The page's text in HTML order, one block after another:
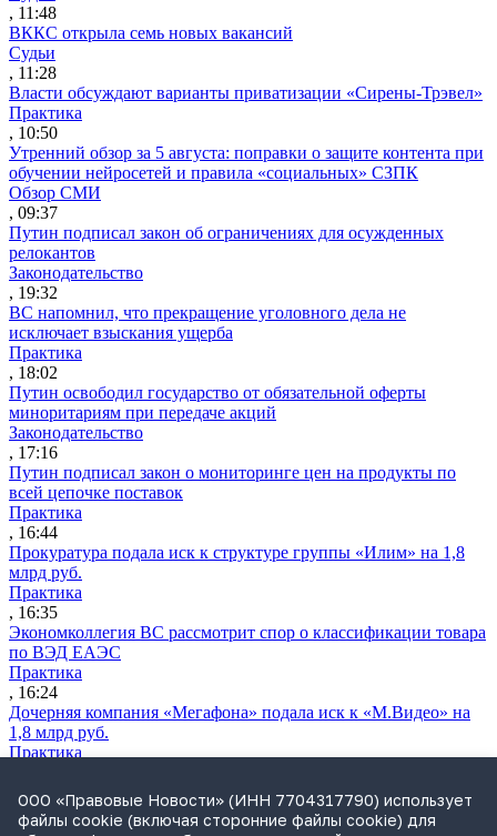
, 11:48
ВККС открыла семь новых вакансий
Судьи
, 11:28
Власти обсуждают варианты приватизации «Сирены-Трэвел»
Практика
, 10:50
Утренний обзор за 5 августа: поправки о защите контента при
обучении нейросетей и правила «социальных» СЗПК
Обзор СМИ
, 09:37
Путин подписал закон об ограничениях для осужденных
релокантов
Законодательство
, 19:32
ВС напомнил, что прекращение уголовного дела не
исключает взыскания ущерба
Практика
, 18:02
Путин освободил государство от обязательной оферты
миноритариям при передаче акций
Законодательство
, 17:16
Путин подписал закон о мониторинге цен на продукты по
всей цепочке поставок
Практика
, 16:44
Прокуратура подала иск к структуре группы «Илим» на 1,8
млрд руб.
Практика
, 16:35
Экономколлегия ВС рассмотрит спор о классификации товара
по ВЭД ЕАЭС
Практика
, 16:24
Дочерняя компания «Мегафона» подала иск к «М.Видео» на
1,8 млрд руб.
Практика
СИП проверит отмену патента на систему управления
устройствами после возражений «Яндекса»
Практика
ООО «Правовые Новости» (ИНН 7704317790) использует
файлы cookie (включая сторонние файлы cookie) для